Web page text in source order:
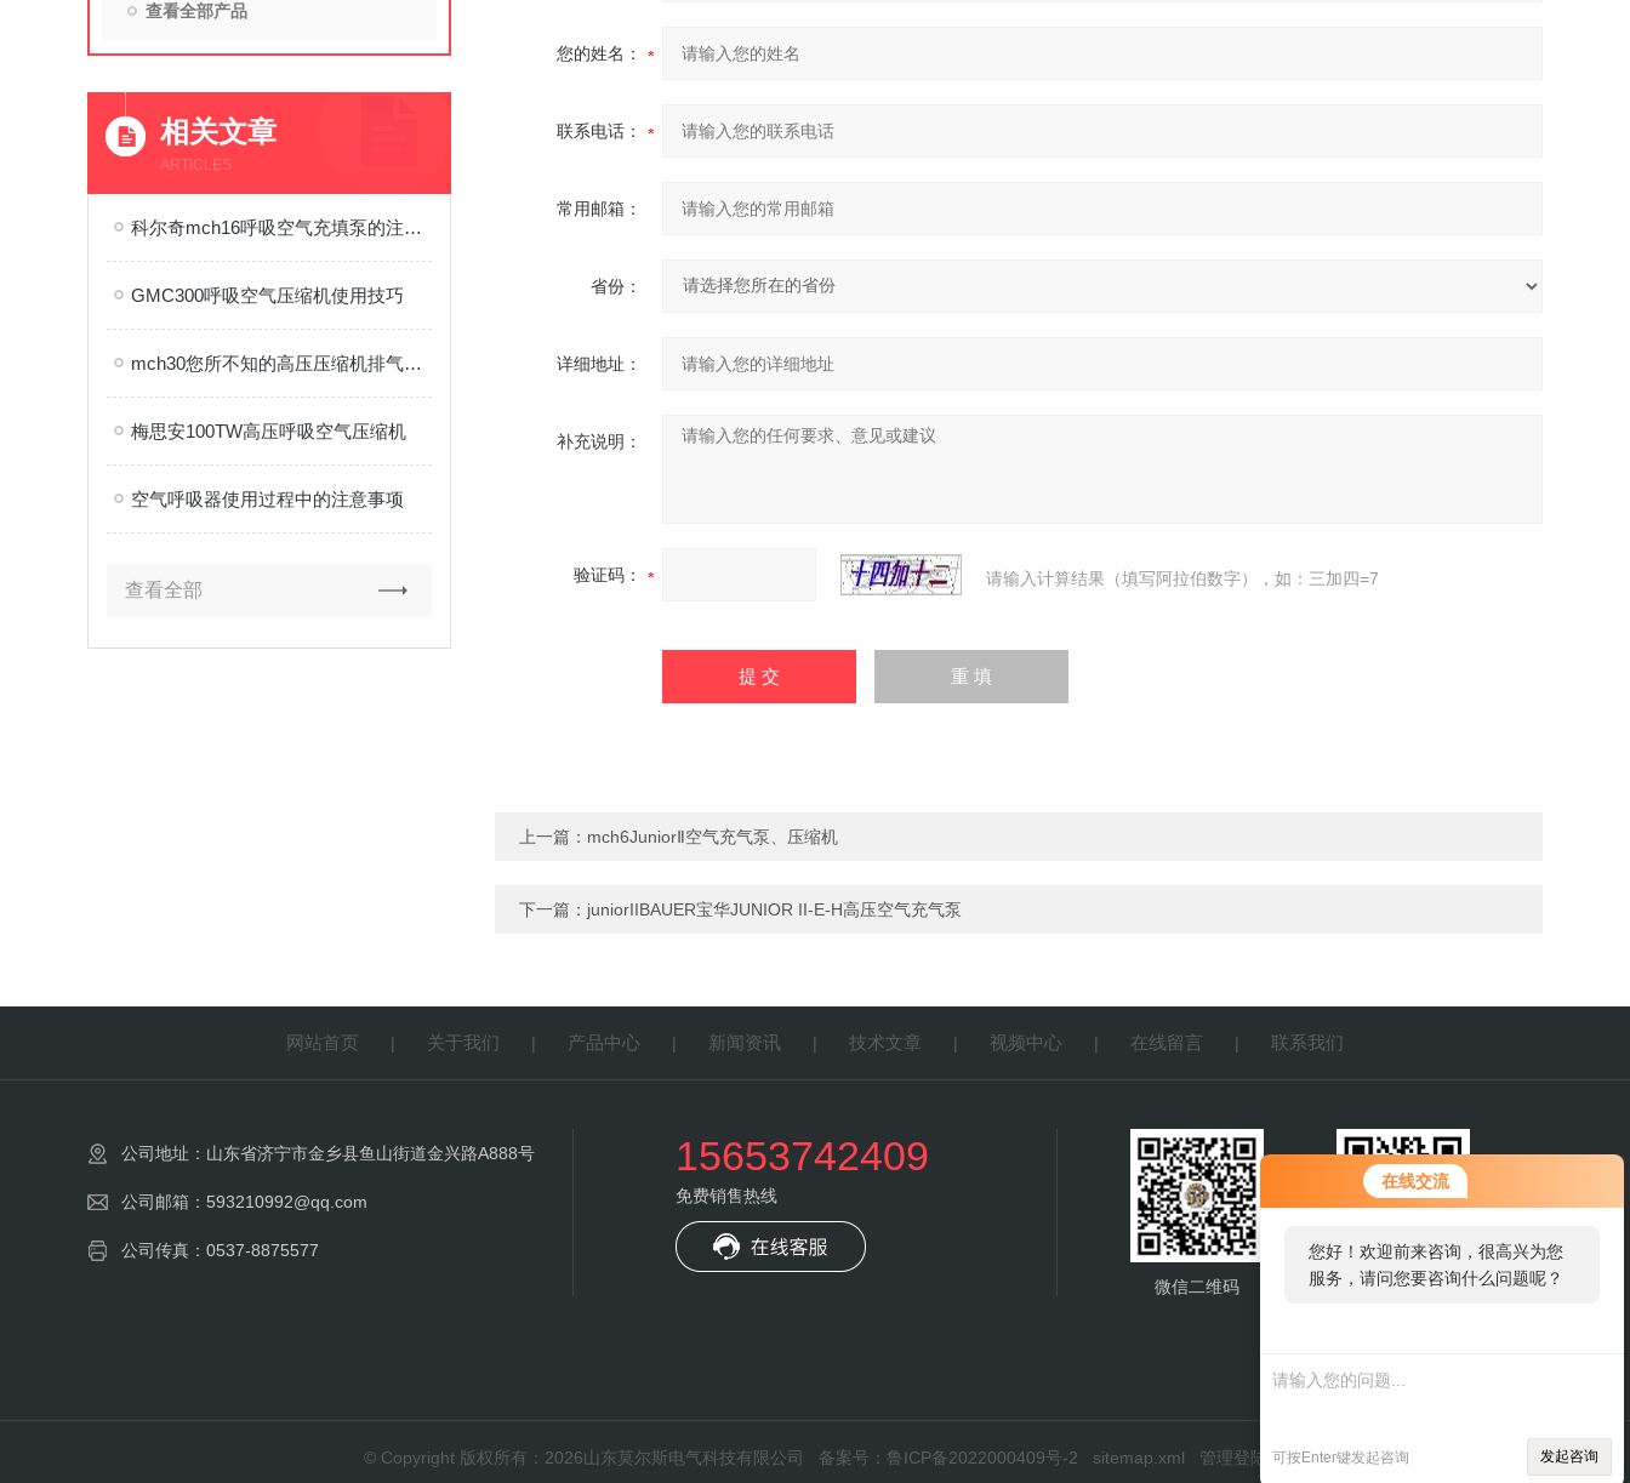
在线交流
您好！欢迎前来咨询，很高兴为您
服务，请问您要咨询什么问题呢？
到了需求产品，您可以直接在线
与我联系！
可按Enter键发起咨询 发起咨询
查看全部产品
相关文章
ARTICLES
科尔奇mch16呼吸空气充填泵的注意细则
GMC300呼吸空气压缩机使用技巧
mch30您所不知的高压压缩机排气含油量超标的原因
梅思安100TW高压呼吸空气压缩机
空气呼吸器使用过程中的注意事项
查看全部
您的姓名：
联系电话：
常用邮箱：
省份：
详细地址：
补充说明：
验证码： 请输入计算结果（填写阿拉伯数字），如：三加四=7
上一篇： mch6JuniorⅡ空气充气泵、压缩机
下一篇： juniorIIBAUER宝华JUNIOR II-E-H高压空气充气泵
网站首页 | 关于我们 | 产品中心 | 新闻资讯 | 技术文章 | 视频中心 | 在线留言 | 联系我们
公司地址：山东省济宁市金乡县鱼山街道金兴路A888号
公司邮箱：593210992@qq.com
公司传真：0537-8875577
15653742409
免费销售热线
微信二维码 网站二维码
© Copyright 版权所有：2026山东莫尔斯电气科技有限公司 备案号：鲁ICP备2022000409号-2 sitemap.xml 管理登陆